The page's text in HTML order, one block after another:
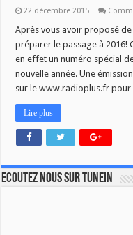
22 décembre 2015
Après vous avoir proposé
préparer le passage à 2016!
en effet un numéro spécial
nouvelle année. Une
sur le www.radioplus.fr pour
Lire plus
Ecoutez nous sur TuneIn